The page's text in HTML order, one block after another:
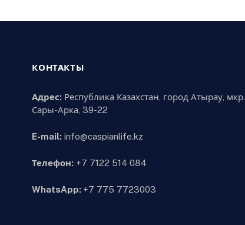
КОНТАКТЫ
Адрес: Республика Казахстан, город Атырау, мкр.
Сары-Арка, 39-22
E-mail: info@caspianlife.kz
Телефон: +7 7122 514 084
WhatsApp: +7 775 7723003